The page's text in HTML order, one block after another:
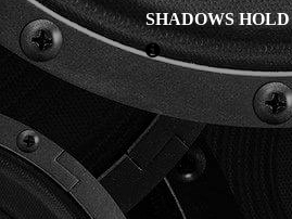
SHADOWS HOLD